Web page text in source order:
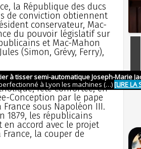
la République des ducs
de conviction obtiennent
conservateur, Mac-
du pouvoir législatif sur
et Mac-Mahon
(Simon, Grévy, Ferry),
le 15 août, date de
fête confortée, en
Conception par le pape
sous Napoléon III.
1879, les républicains
accord avec le projet
la couper de